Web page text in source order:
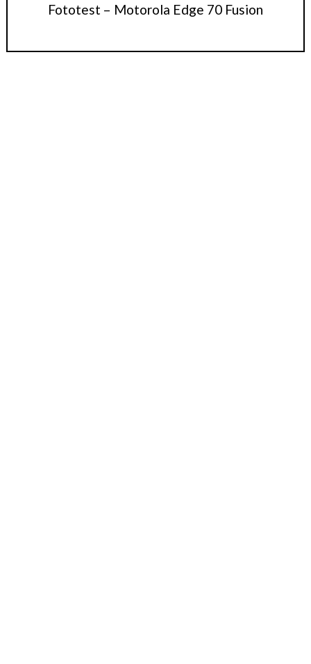
Fototest – Motorola Edge 70 Fusion